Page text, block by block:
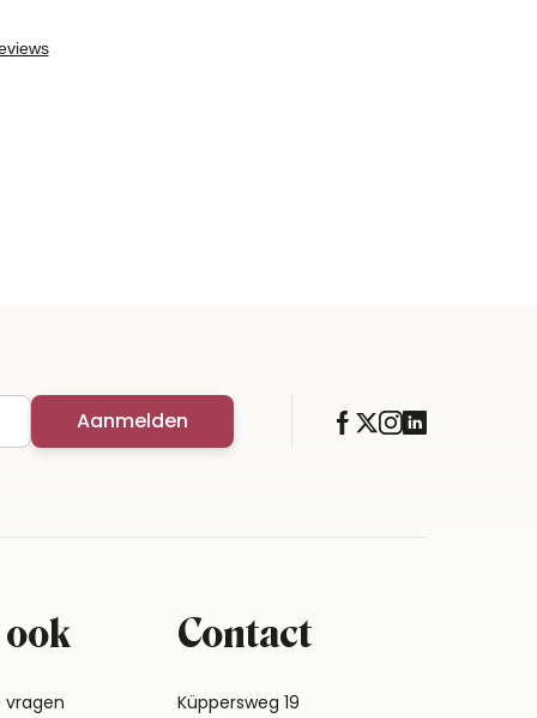
Aanmelden
vragen
Contact
Küppersweg 19